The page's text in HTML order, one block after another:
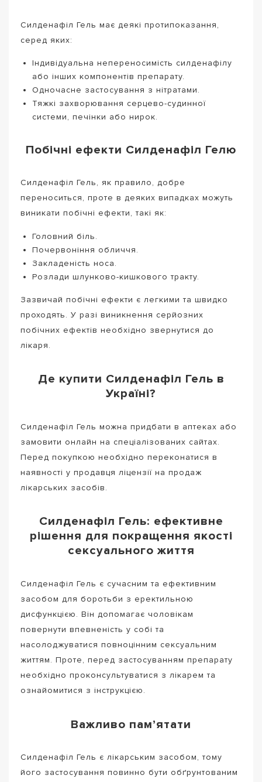
Силденафіл Гель має деякі протипоказання,
серед яких:
Індивідуальна непереносимість силденафілу
або інших компонентів препарату.
Одночасне застосування з нітратами.
Тяжкі захворювання серцево-судинної
системи, печінки або нирок.
Побічні ефекти Силденафіл Гелю
Силденафіл Гель, як правило, добре
переноситься, проте в деяких випадках можуть
виникати побічні ефекти, такі як:
Головний біль.
Почервоніння обличчя.
Закладеність носа.
Розлади шлунково-кишкового тракту.
Зазвичай побічні ефекти є легкими та швидко
проходять. У разі виникнення серйозних
побічних ефектів необхідно звернутися до
лікаря.
Де купити Силденафіл Гель в
Україні?
Силденафіл Гель можна придбати в аптеках або
замовити онлайн на спеціалізованих сайтах.
Перед покупкою необхідно переконатися в
наявності у продавця ліцензії на продаж
лікарських засобів.
Силденафіл Гель: ефективне
рішення для покращення якості
сексуального життя
Силденафіл Гель є сучасним та ефективним
засобом для боротьби з еректильною
дисфункцією. Він допомагає чоловікам
повернути впевненість у собі та
насолоджуватися повноцінним сексуальним
життям. Проте, перед застосуванням препарату
необхідно проконсультуватися з лікарем та
ознайомитися з інструкцією.
Важливо пам’ятати
Силденафіл Гель є лікарським засобом, тому
його застосування повинно бути обґрунтованим